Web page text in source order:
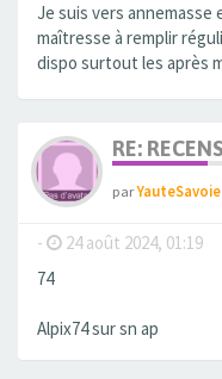
Je suis vers
maîtresse à remplir
dispo surtout les après
RE:
parYauteSavoie
- 24 août 2024, 01:19
74
Alpix74 sur sn ap